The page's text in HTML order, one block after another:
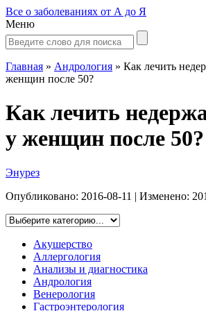
Все о заболеваниях от А до Я
Меню
Главная » Андрология » Как лечить
женщин после 50?
Как лечить
у женщин после 50?
Энурез
Опубликовано: 2016-08-11 | Изменено:
Акушерство
Аллергология
Анализы и диагностика
Андрология
Венерология
Гастроэнтерология